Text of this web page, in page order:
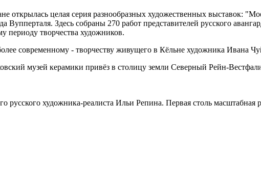
открылась целая серия разнообразных художественных выставок:
Вупперталя. Здесь собраны 270 работ представителей русского
периоду творчества художников.
современному - творчеству живущего в Кёльне художника Ивана
музей керамики привёз в столицу земли Северный Рейн-
русского художника-реалиста Ильи Репина. Первая столь масштабная